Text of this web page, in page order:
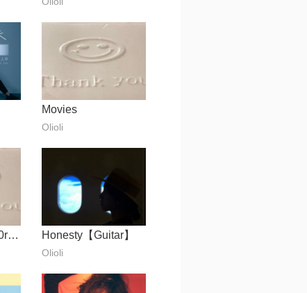
Movies
Olioli
Body aint me【J0range】 Honesty【Guitar】
Olioli